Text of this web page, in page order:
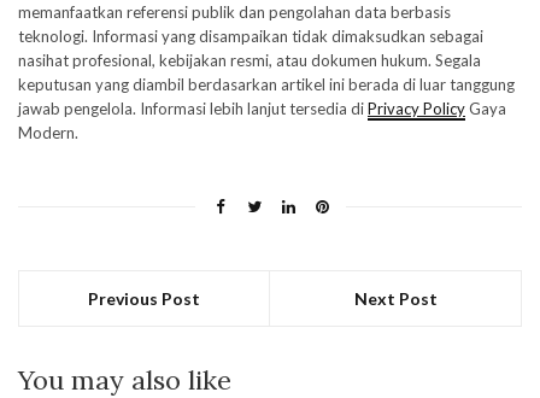
memanfaatkan referensi publik dan pengolahan data berbasis
teknologi. Informasi yang disampaikan tidak dimaksudkan sebagai
nasihat profesional, kebijakan resmi, atau dokumen hukum. Segala
keputusan yang diambil berdasarkan artikel ini berada di luar tanggung
jawab pengelola. Informasi lebih lanjut tersedia diPrivacy PolicyGaya
Modern.
Previous Post Next Post
You may also like